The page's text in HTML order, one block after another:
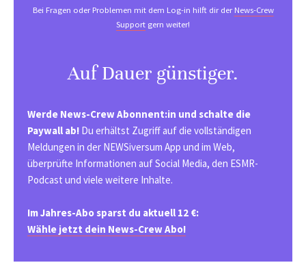
Bei Fragen oder Problemen mit dem Log-in hilft dir derNews-Crew
Support gern weiter!
Auf Dauer günstiger.
Werde News-Crew Abonnent:in und schalte die
Paywall ab! Du erhältst Zugriff auf die vollständigen
Meldungen in der NEWSiversum App und im Web,
überprüfte Informationen auf Social Media, den ESMR-
Podcast und viele weitere Inhalte.
Im Jahres-Abo sparst du aktuell 12 €:
Wähle jetzt dein News-Crew Abo!